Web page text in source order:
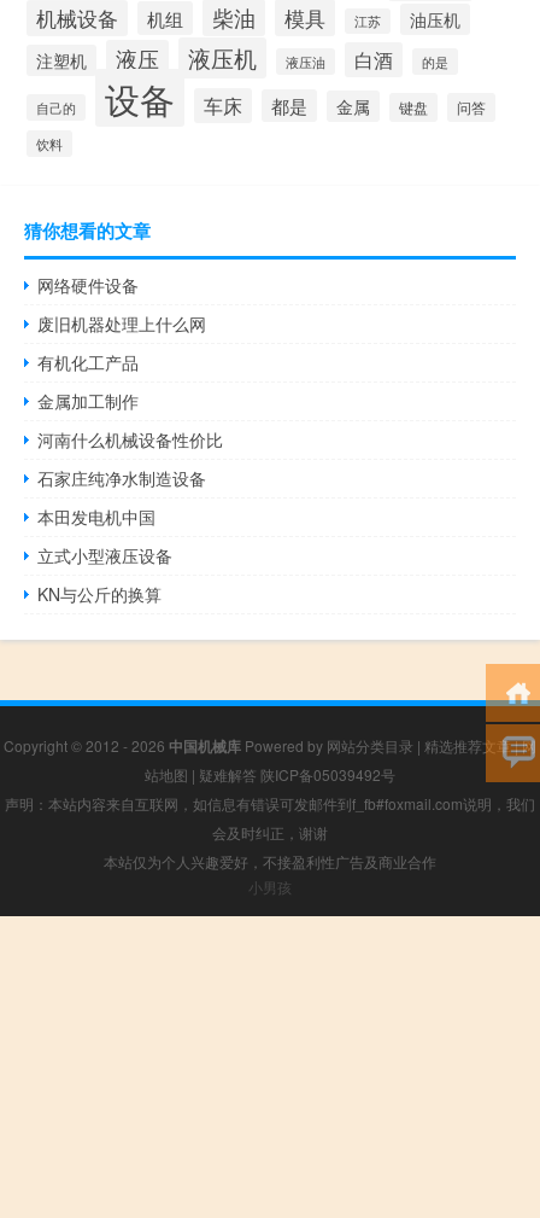
机械设备 机组 柴油 模具 江苏
油压机
注塑机
液压 液压机 液压油 白酒 的是
自己的 设备 车床 都是 金属 键盘 问答
饮料
猜你想看的文章
网络硬件设备
废旧机器处理上什么网
有机化工产品
金属加工制作
河南什么机械设备性价比
石家庄纯净水制造设备
本田发电机中国
立式小型液压设备
KN与公斤的换算
Copyright © 2012 - 2026 中国机械库 Powered by 网站分类目录 | 精选推荐文章|网
站地图 | 疑难解答 陕ICP备05039492号
声明：本站内容来自互联网，如信息有错误可发邮件到f_fb#foxmail.com说明，我们
会及时纠正，谢谢
本站仅为个人兴趣爱好，不接盈利性广告及商业合作
小男孩